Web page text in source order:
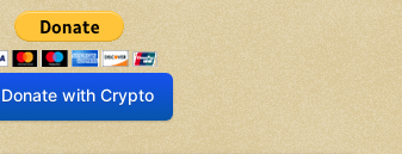
Donate with Crypto